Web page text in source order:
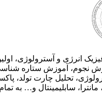
انرژی و آسترولوژی،
نجوم، آموزش ستاره
تحلیل چارت تولد،
سابلیمینتال و… به